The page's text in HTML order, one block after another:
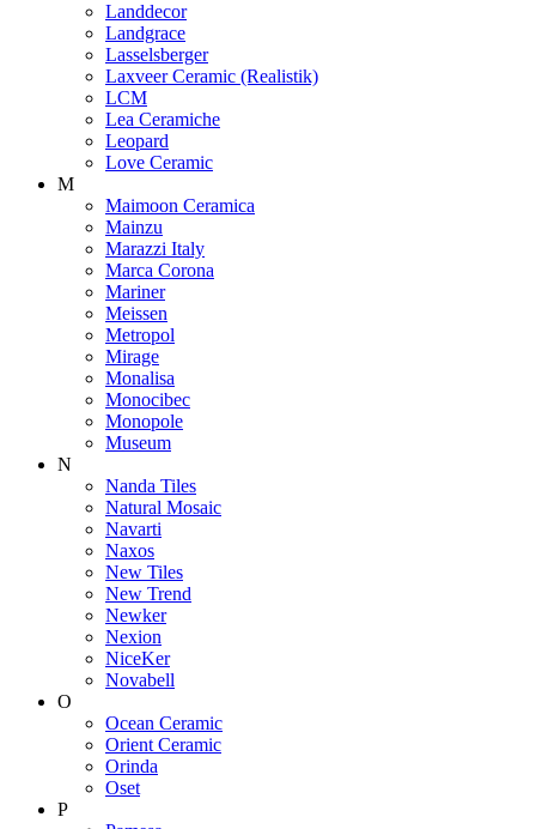
Landdecor
Landgrace
Lasselsberger
Laxveer Ceramic (Realistik)
LCM
Lea Ceramiche
Leopard
Love Ceramic
M
Maimoon Ceramica
Mainzu
Marazzi Italy
Marca Corona
Mariner
Meissen
Metropol
Mirage
Monalisa
Monocibec
Monopole
Museum
N
Nanda Tiles
Natural Mosaic
Navarti
Naxos
New Tiles
New Trend
Newker
Nexion
NiceKer
Novabell
O
Ocean Ceramic
Orient Ceramic
Orinda
Oset
P